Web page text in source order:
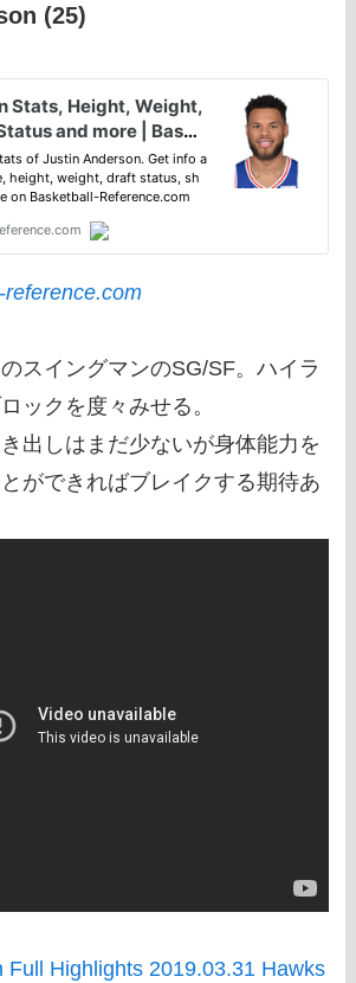
(25)
reference.com
スイングマンのSG/SF。ハイラ
ックを度々みせる。
出しはまだ少ないが身体能力を
ができればブレイクする期待あ
Full Highlights 2019.03.31 Hawks